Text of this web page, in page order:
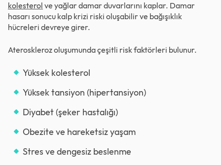
kolesterol ve yağlar damar duvarlarını kaplar. Damar
hasarı sonucu kalp krizi riski oluşabilir ve bağışıklık
hücreleri devreye girer.
Ateroskleroz oluşumunda çeşitli risk faktörleri bulunur.
Yüksek kolesterol
Yüksek tansiyon (hipertansiyon)
Diyabet (şeker hastalığı)
Obezite ve hareketsiz yaşam
Stres ve dengesiz beslenme